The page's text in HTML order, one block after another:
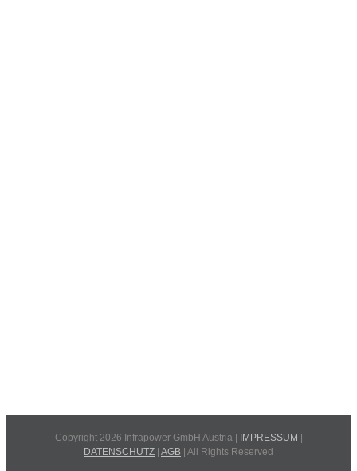
Copyright 2026 Infrapower GmbH Austria | IMPRESSUM
DATENSCHUTZ AGB | All Rights Reserved